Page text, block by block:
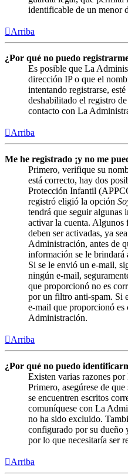
identificable de un menor
Arriba
¿Por qué no puedo
Es posible que La
dirección IP o que el
intentando registrarse,
deshabilitado el registro
contacto con La
Arriba
Me he registrado ¡y no me
Primero, verifique su
está correcto, hay dos
Protección Infantil
registró eligió la opción
tendrá que seguir algunas
activar la cuenta. Algunos
deben ser activadas, ya
Administración, antes de
información se le brindará
Si se le envió un e-mail,
ningún e-mail,
que proporcionó no es
por un filtro anti-spam. Si
e-mail que proporcionó es
Administración.
Arriba
¿Por qué no puedo
Existen varias razones por
Primero, asegúrese de
se encuentren escritos
comuníquese con La
no ha sido excluido.
configurado por su dueño
por lo que necesitaría ser
Arriba